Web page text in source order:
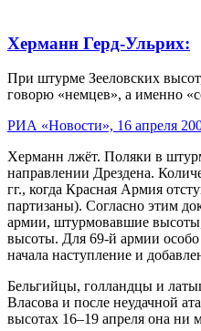
Херманн Герд-Ульрих:
При штурме Зееловских
говорю «немцев», а именно
РИА «Новости», 16 апреля
Херманн лжёт. Поляки в
направлении Дрездена.
гг., когда Красная Армия
партизаны). Согласно этим
армии, штурмовавшие
высоты. Для 69-й армии особо
начала наступление и
Бельгийцы, голландцы и
Власова и после неудачной
высотах 16–19 апреля она ни